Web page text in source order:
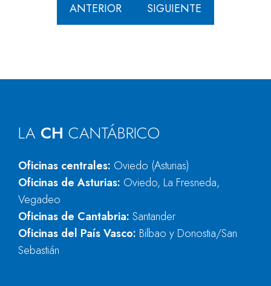
ANTERIOR SIGUIENTE
LA CH CANTÁBRICO
Oficinas centrales: Oviedo (Asturias)
Oficinas de Asturias: Oviedo, La Fresneda,
Vegadeo
Oficinas de Cantabria: Santander
Oficinas del País Vasco: Bilbao y Donostia/San
Sebastián